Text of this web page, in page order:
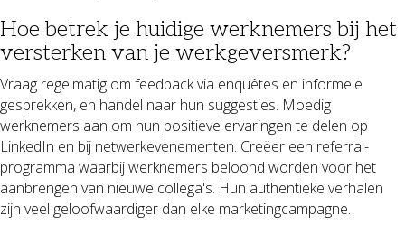
Hoe betrek je huidige werknemers bij het
versterken van je werkgeversmerk?
Vraag regelmatig om feedback via enquêtes en informele
gesprekken, en handel naar hun suggesties. Moedig
werknemers aan om hun positieve ervaringen te delen op
LinkedIn en bij netwerkevenementen. Creëer een referral-
programma waarbij werknemers beloond worden voor het
aanbrengen van nieuwe collega's. Hun authentieke verhalen
zijn veel geloofwaardiger dan elke marketingcampagne.